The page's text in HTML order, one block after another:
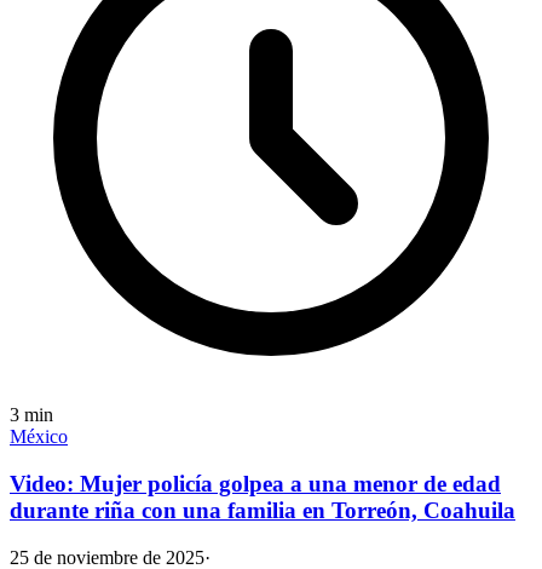
3 min
México
Video: Mujer policía golpea a una menor de edad
durante riña con una familia en Torreón, Coahuila
25 de noviembre de 2025·